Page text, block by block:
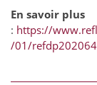
En savoir plus
: https://
/01/